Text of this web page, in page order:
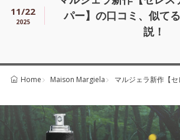
11/22
2025
パー】の口コミ、似て
説！
Home Maison Margiela マルジェラ新作【